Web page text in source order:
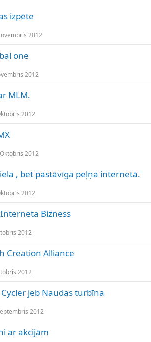
izpēte
2012
one
2012
MLM.
2012
2012
, bet pastāvīga peļņa internetā.
2012
Bizness
2012
Creation Alliance
2012
jeb Naudas turbīna
2012
ar akcijām